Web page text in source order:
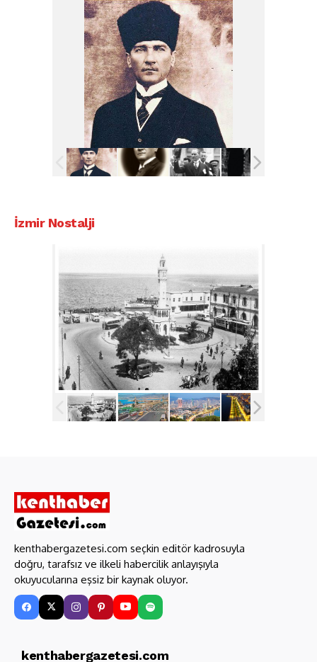
İzmir Nostalji
kenthabergazetesi.com seçkin editör kadrosuyla
doğru, tarafsız ve ilkeli habercilik anlayışıyla
okuyucularına eşsiz bir kaynak oluyor.
kenthabergazetesi.com